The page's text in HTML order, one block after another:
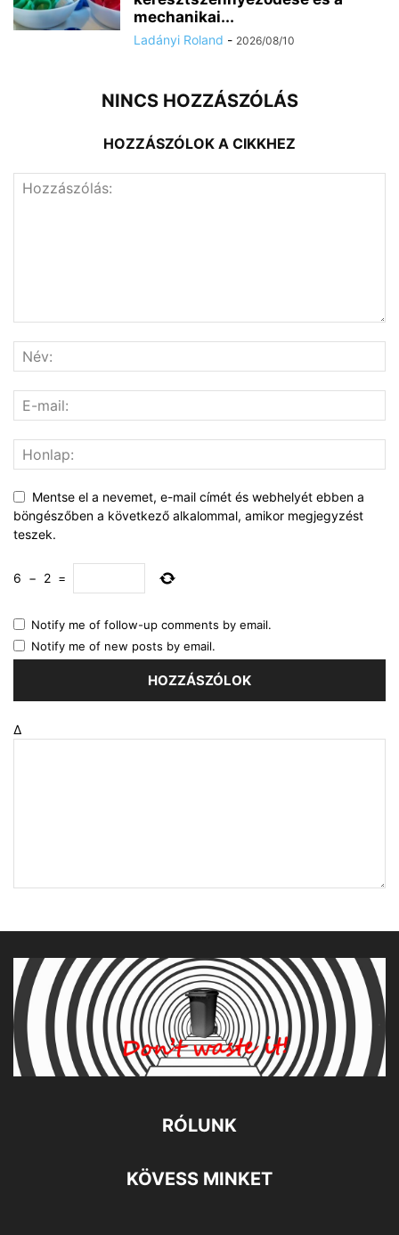
mechanikai...
Ladányi Roland - 2026/08/10
NINCS HOZZÁSZÓLÁS
HOZZÁSZÓLOK A CIKKHEZ
Mentse el a nevemet, e-mail címét és webhelyét ebben a
böngészőben a következő alkalommal, amikor megjegyzést
teszek.
6 − 2 =
Notify me of follow-up comments by email.
Notify me of new posts by email.
Δ
RÓLUNK
KÖVESS MINKET